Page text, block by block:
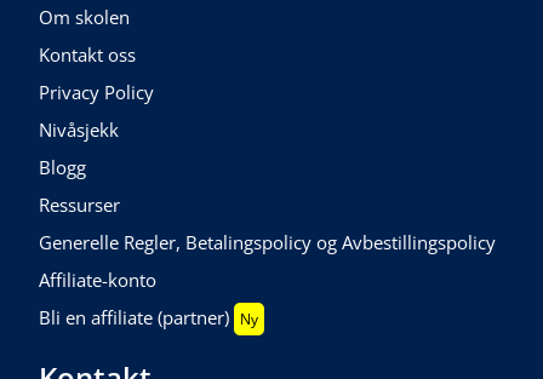
Om skolen
Kontakt oss
Privacy Policy
Nivåsjekk
Blogg
Ressurser
Generelle Regler, Betalingspolicy og Avbestillingspolicy
Affiliate-konto
Bli en affiliate (partner) Ny